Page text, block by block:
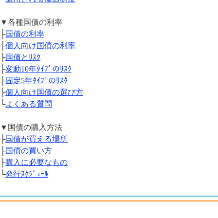
▼各種国債の利率
├国債の利率
├個人向け国債の利率
├国債とﾘｽｸ
├変動10年ﾀｲﾌﾟのﾘｽｸ
├固定5年ﾀｲﾌﾟのﾘｽｸ
├個人向け国債の選び方
└よくある質問
▼国債の購入方法
├国債が買える場所
├国債の買い方
├購入に必要なもの
└発行ｽｹｼﾞｭｰﾙ